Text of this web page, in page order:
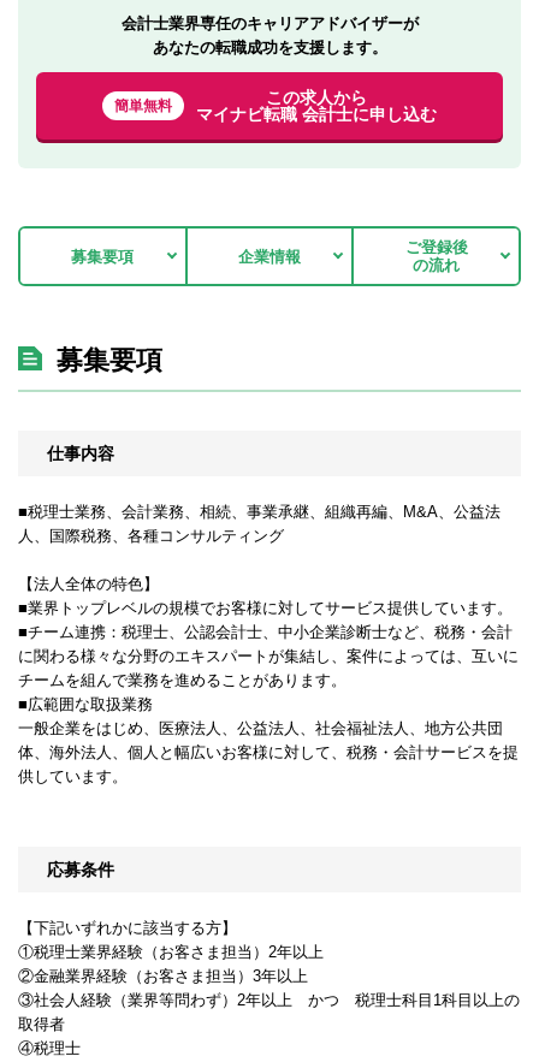
会計士業界専任のキャリアアドバイザーが
あなたの転職成功を支援します。
簡単無料
この求人から
マイナビ転職 会計士に申し込む
募集要項 企業情報
ご登録後
の流れ
募集要項
仕事内容
■税理士業務、会計業務、相続、事業承継、組織再編、M&A、公益法
人、国際税務、各種コンサルティング
【法人全体の特色】
■業界トップレベルの規模でお客様に対してサービス提供しています。
■チーム連携：税理士、公認会計士、中小企業診断士など、税務・会計
に関わる様々な分野のエキスパートが集結し、案件によっては、互いに
チームを組んで業務を進めることがあります。
■広範囲な取扱業務
一般企業をはじめ、医療法人、公益法人、社会福祉法人、地方公共団
体、海外法人、個人と幅広いお客様に対して、税務・会計サービスを提
供しています。
応募条件
【下記いずれかに該当する方】
①税理士業界経験（お客さま担当）2年以上
②金融業界経験（お客さま担当）3年以上
③社会人経験（業界等問わず）2年以上 かつ 税理士科目1科目以上の
取得者
④税理士